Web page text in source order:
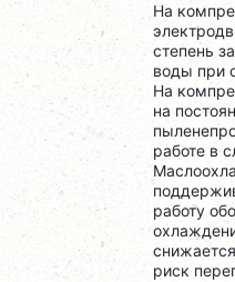
На
степень
воды при
На
на
работе в
работу
риск